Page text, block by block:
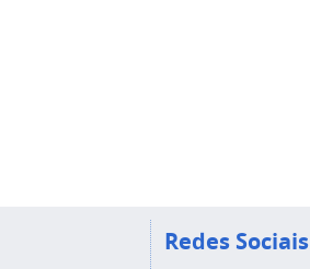
Redes Sociais